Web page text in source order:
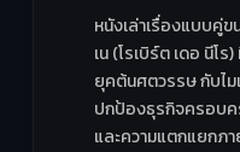
หนังเล่าเรื่องแบบคู่ข
เน (โรเบิร์ต เดอ นีโ
ยุคต้นศตวรรษ กับไม
ปกป้องธุรกิจครอบค
และความแตกแยกภา